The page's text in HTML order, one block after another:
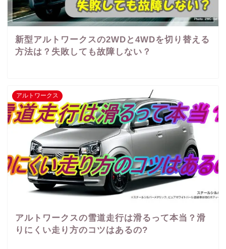
新型アルトワークスの2WDと4WDを切り替える
方法は？失敗しても故障しない？
アルトワークス
アルトワークスの雪道走行は滑るって本当？滑
りにくい走り方のコツはあるの?